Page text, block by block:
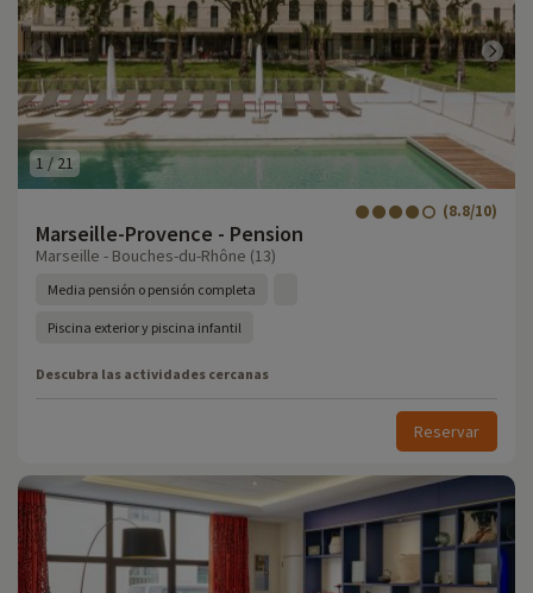
1 / 21
Marseille-Provence - Pension
(8.8/10)
Marseille - Bouches-du-Rhône (13)
Media pensión o pensión completa
Piscina exterior y piscina infantil
Descubra las actividades cercanas
Reservar